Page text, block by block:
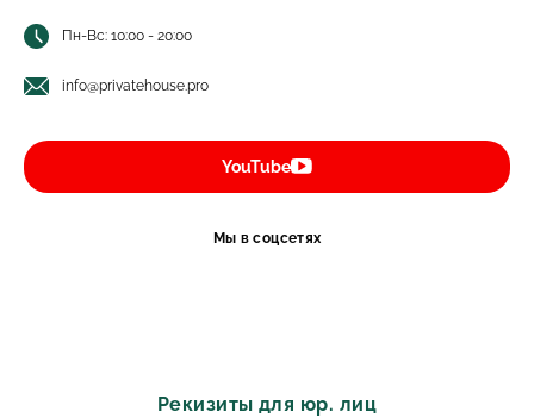
Пн-Вс: 10:00 - 20:00
info@privatehouse.pro
YouTube
Мы в соцсетях
Рекизиты для юр. лиц